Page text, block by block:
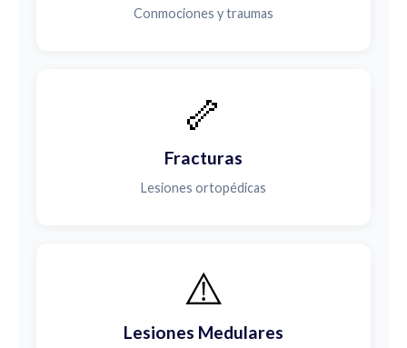
Conmociones y traumas
🦴
Fracturas
Lesiones ortopédicas
⚠️
Lesiones Medulares